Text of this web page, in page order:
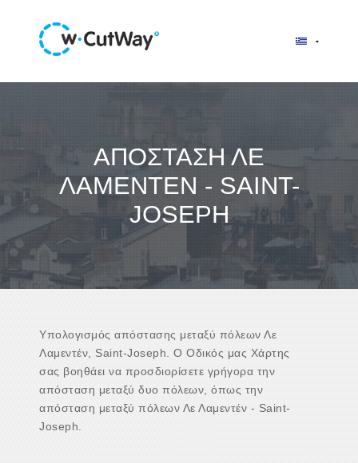
ΑΠΌΣΤΑΣΗ ΛΕ
ΛΑΜΕΝΤΈΝ - SAINT-
JOSEPH
Υπολογισμός απόστασης μεταξύ πόλεων Λε
Λαμεντέν, Saint-Joseph. Ο Οδικός μας Χάρτης
σας βοηθάει να προσδιορίσετε γρήγορα την
απόσταση μεταξύ δυο πόλεων, όπως την
απόσταση μεταξύ πόλεων Λε Λαμεντέν - Saint-
Joseph.